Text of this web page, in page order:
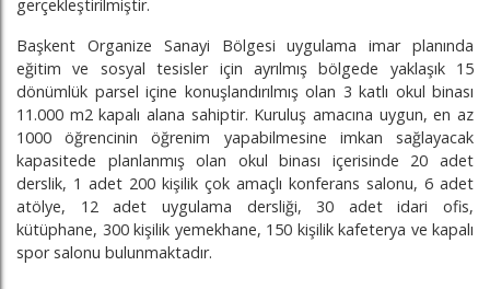
gerçekleştirilmiştir.
Başkent Organize Sanayi Bölgesi uygulama imar planında
eğitim ve sosyal tesisler için ayrılmış bölgede yaklaşık 15
dönümlük parsel içine konuşlandırılmış olan 3 katlı okul binası
11.000 m2 kapalı alana sahiptir. Kuruluş amacına uygun, en az
1000 öğrencinin öğrenim yapabilmesine imkan sağlayacak
kapasitede planlanmış olan okul binası içerisinde 20 adet
derslik, 1 adet 200 kişilik çok amaçlı konferans salonu, 6 adet
atölye, 12 adet uygulama dersliği, 30 adet idari ofis,
kütüphane, 300 kişilik yemekhane, 150 kişilik kafeterya ve kapalı
spor salonu bulunmaktadır.